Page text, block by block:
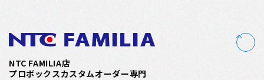
NTC FAMILIA店
プロボックスカスタムオーダー専門